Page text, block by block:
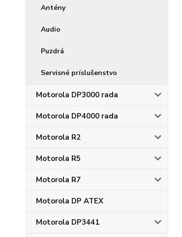
Antény
Audio
Puzdrá
Servisné príslušenstvo
Motorola DP3000 rada
Motorola DP4000 rada
Motorola R2
Motorola R5
Motorola R7
Motorola DP ATEX
Motorola DP3441